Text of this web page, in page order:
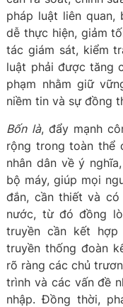
pháp luật liên
dễ thực hiện, giảm
tác giám sát, kiểm
luật phải được tăng
phạm nhằm giữ
niềm tin và sự đồng
Bốn là, đẩy mạnh
rộng trong toàn thể
nhân dân về ý
bộ máy, giúp mọi
đắn, cần thiết và
nước, từ đó đồng
truyền cần kết
truyền thống đoàn
rõ ràng các chủ
trình và các vấn đề
nhập. Đồng thời,